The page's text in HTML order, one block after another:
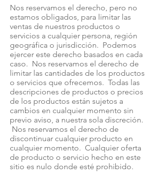
Nos reservamos el derecho, pero no
estamos obligados, para limitar las
ventas de nuestros productos o
servicios a cualquier persona, región
geográfica o jurisdicción. Podemos
ejercer este derecho basados en cada
caso. Nos reservamos el derecho de
limitar las cantidades de los productos
o servicios que ofrecemos. Todas las
descripciones de productos o precios
de los productos están sujetos a
cambios en cualquier momento sin
previo aviso, a nuestra sola discreción.
Nos reservamos el derecho de
discontinuar cualquier producto en
cualquier momento. Cualquier oferta
de producto o servicio hecho en este
sitio es nulo donde esté prohibido.